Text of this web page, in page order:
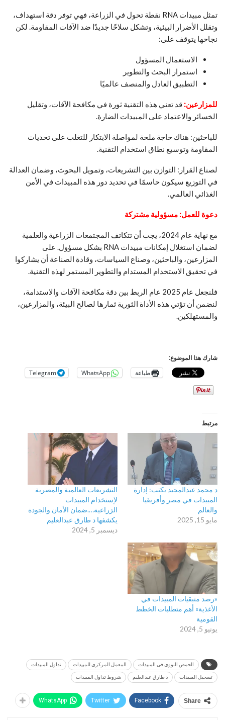
تمثل مبيدات RNA نقطة تحول في الزراعة، فهي توفر دقة استهداف،
وتقلل الأضرار البيئية، وتشكل سلاحًا جديدًا ضد الآفات المقاومة. لكن
نجاحها يتوقف على:
الاستعمال المسؤول
استمرار البحث والتطوير
التطبيق العادل والمنصف عالميًا
للمزارعين: قد تعني هذه التقنية ثورة في مكافحة الآفات، وتقليل
الخسائر والاعتماد على المبيدات الضارة.
للباحثين: هناك حاجة ملحة لمواصلة الابتكار للتغلب على تحديات
المقاومة وتوسيع نطاق استخدام التقنية.
لصناع القرار: التوازن بين التشريعات، وتمويل البحوث، وضمان العدالة
في التوزيع سيكون حاسمًا في تحديد دور هذه المبيدات في الأمن
الغذائي العالمي.
دعوة للعمل: مسؤولية مشتركة
مع نهاية عام 2024، يجب أن تتكاتف المجتمعات الزراعية والعلمية
لضمان استغلال إمكانات مبيدات RNA بشكل مسؤول. على
المزارعين، والباحثين، وصناع السياسات، وقادة الصناعة أن يشاركوا
في تحقيق الاستخدام المستدام والتطوير المستمر لهذه التقنية.
فلنجعل عام 2025 عام الربط بين دقة مكافحة الآفات والاستدامة،
لنضمن أن تؤتي هذه الأداة الثورية ثمارها لصالح البيئة، والمزارعين،
والمستهلكين.
شارك هذا الموضوع:
طباعة WhatsApp
Telegram
مرتبط
د محمد عبدالمجيد يكتب: إدارة
المبيدات في مصر وأفريقيا
والعالم
مايو 15, 2025
التشريعات العالمية والمصرية
لإستخدام المبيدات
الزراعية….ضمان الأمان والجودة
يكشفها د طارق عبدالعليم
ديسمبر 5, 2024
«رصد متبقيات المبيدات في
الأغذية» أهم متطلبات الخطط
القومية
يونيو 5, 2024
الحمض النووي في المبيدات المعمل المركزي للمبيدات تداول المبيدات
تسجيل المبيدات د طارق عبدالعليم شروط تداول المبيدات
Share
Facebook
Twitter
WhatsApp